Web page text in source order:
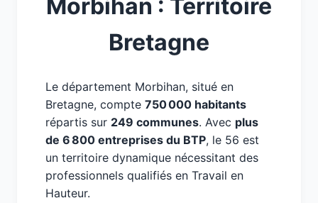
Morbihan : Territoire
Bretagne
Le département Morbihan, situé en
Bretagne, compte 750 000 habitants
répartis sur 249 communes. Avec plus
de 6 800 entreprises du BTP, le 56 est
un territoire dynamique nécessitant des
professionnels qualifiés en Travail en
Hauteur.